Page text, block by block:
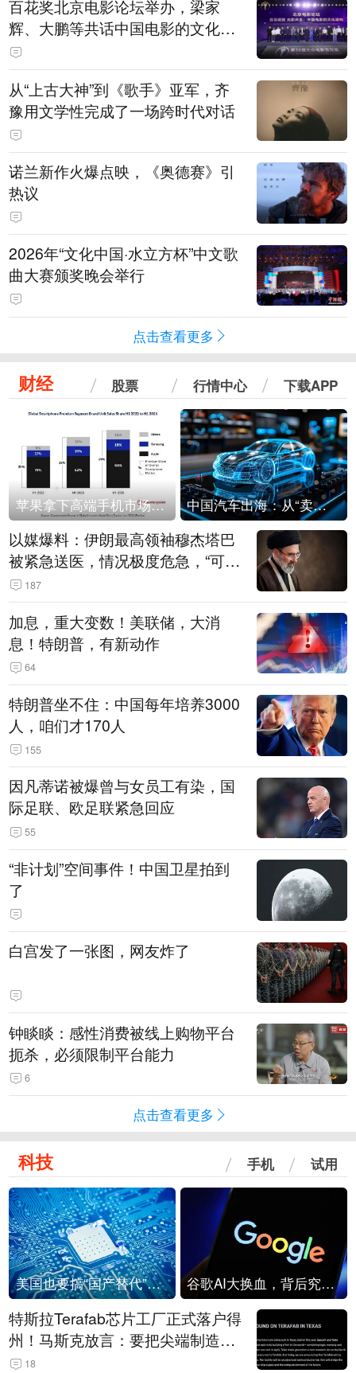
百花奖北京电影论坛举办，梁家
辉、大鹏等共话中国电影的文化建
构
从“上古大神”到《歌手》亚军，齐
豫用文学性完成了一场跨时代对话
诺兰新作火爆点映，《奥德赛》引
热议
2026年“文化中国·水立方杯”中文歌
曲大赛颁奖晚会举行
点击查看更多
财经 股票 行情中心 下载APP
苹果拿下高端手机市场65%的份额：iPhone 17系列功不可没 中国汽车出海：从“卖出去”到“走进去”
以媒爆料：伊朗最高领袖穆杰塔巴
被紧急送医，情况极度危急，“可能
随时会死去”
187
加息，重大变数！美联储，大消
息！特朗普，有新动作
64
特朗普坐不住：中国每年培养3000
人，咱们才170人
155
因凡蒂诺被爆曾与女员工有染，国
际足联、欧足联紧急回应
55
“非计划”空间事件！中国卫星拍到
了
白宫发了一张图，网友炸了
钟睒睒：感性消费被线上购物平台
扼杀，必须限制平台能力
6
点击查看更多
科技 手机 试用
美国也要搞“国产替代”？先算清三笔账 谷歌AI大换血，背后究竟发生了什么？
特斯拉Terafab芯片工厂正式落户得
州！马斯克放言：要把尖端制造带
回美国
18